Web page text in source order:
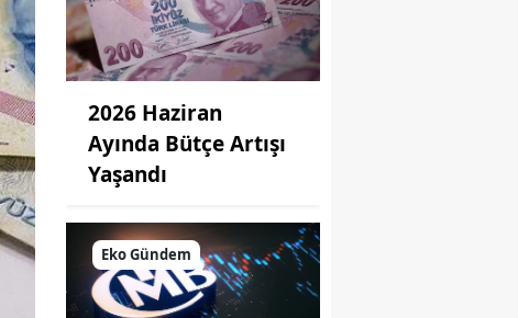
2026 Haziran
Ayında Bütçe Artışı
Yaşandı
Eko Gündem